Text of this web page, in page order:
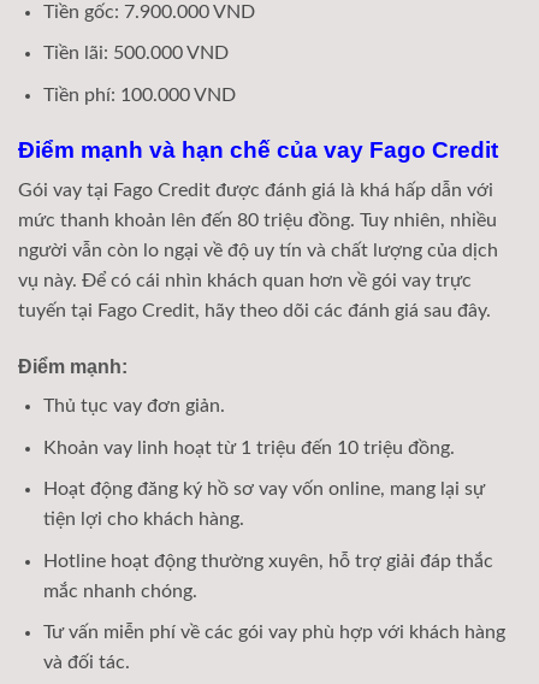
Tiền gốc: 7.900.000 VND
Tiền lãi: 500.000 VND
Tiền phí: 100.000 VND
Điểm mạnh và hạn chế của vay Fago Credit
Gói vay tại Fago Credit được đánh giá là khá hấp dẫn với
mức thanh khoản lên đến 80 triệu đồng. Tuy nhiên, nhiều
người vẫn còn lo ngại về độ uy tín và chất lượng của dịch
vụ này. Để có cái nhìn khách quan hơn về gói vay trực
tuyến tại Fago Credit, hãy theo dõi các đánh giá sau đây.
Điểm mạnh:
Thủ tục vay đơn giản.
Khoản vay linh hoạt từ 1 triệu đến 10 triệu đồng.
Hoạt động đăng ký hồ sơ vay vốn online, mang lại sự
tiện lợi cho khách hàng.
Hotline hoạt động thường xuyên, hỗ trợ giải đáp thắc
mắc nhanh chóng.
Tư vấn miễn phí về các gói vay phù hợp với khách hàng
và đối tác.